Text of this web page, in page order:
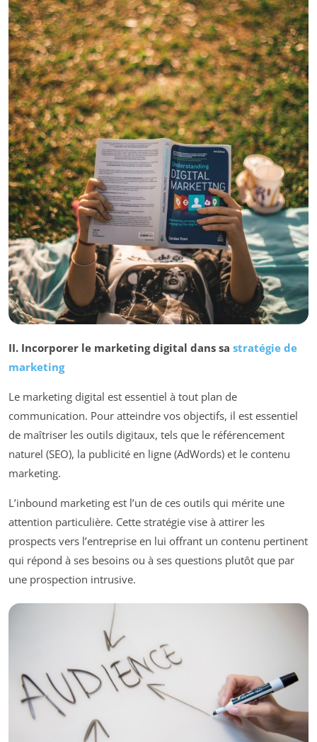
II. Incorporer le marketing digital dans sa stratégie de
marketing
Le marketing digital est essentiel à tout plan de
communication. Pour atteindre vos objectifs, il est essentiel
de maîtriser les outils digitaux, tels que le référencement
naturel (SEO), la publicité en ligne (AdWords) et le contenu
marketing.
L’inbound marketing est l’un de ces outils qui mérite une
attention particulière. Cette stratégie vise à attirer les
prospects vers l’entreprise en lui offrant un contenu pertinent
qui répond à ses besoins ou à ses questions plutôt que par
une prospection intrusive.